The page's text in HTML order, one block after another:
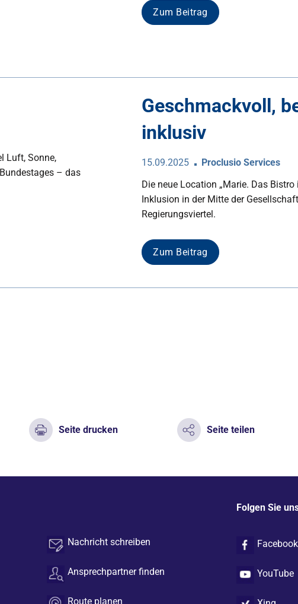
Zum Beitrag
Luft, Sonne,
– das
Geschmackvoll,
inklusiv
15.09.2025
Proclusio Services
Die neue Location „Marie. Das
Inklusion in der Mitte der
Regierungsviertel.
Zum Beitrag
Seite drucken Seite teilen
Nachricht schreiben
Ansprechpartner finden
Route planen
Folgen Sie
Facebook
YouTube